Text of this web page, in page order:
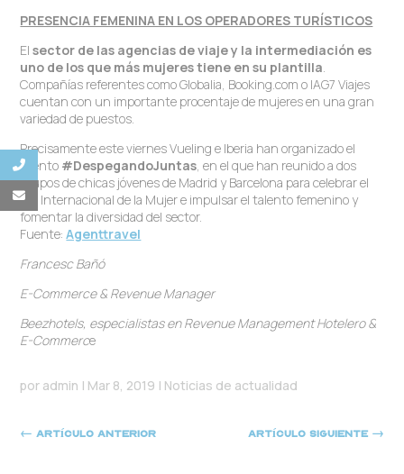
PRESENCIA FEMENINA EN LOS OPERADORES TURÍSTICOS
Elsector de las agencias de viaje y la intermediación es
uno de los que más mujeres tiene en su plantilla
Compañías referentes como Globalia, Booking.com o IAG7 Viajes
cuentan con un importante procentaje de mujeres en una gran
variedad de puestos.
Precisamente este viernes Vueling e Iberia han organizado el
evento #DespegandoJuntas , en el que han reunido a dos
grupos de chicas jóvenes de Madrid y Barcelona para celebrar el
Día Internacional de la Mujer e impulsar el talento femenino y
fomentar la diversidad del sector.
Fuente:Agenttravel
Francesc Bañó
E-Commerce& Revenue Manager
Beezhotels, especialistas en Revenue Management Hotelero &
E-Commerce
por admin | Mar 8, 2019 | Noticias de actualidad
← Artículo anterior Artículo siguiente→